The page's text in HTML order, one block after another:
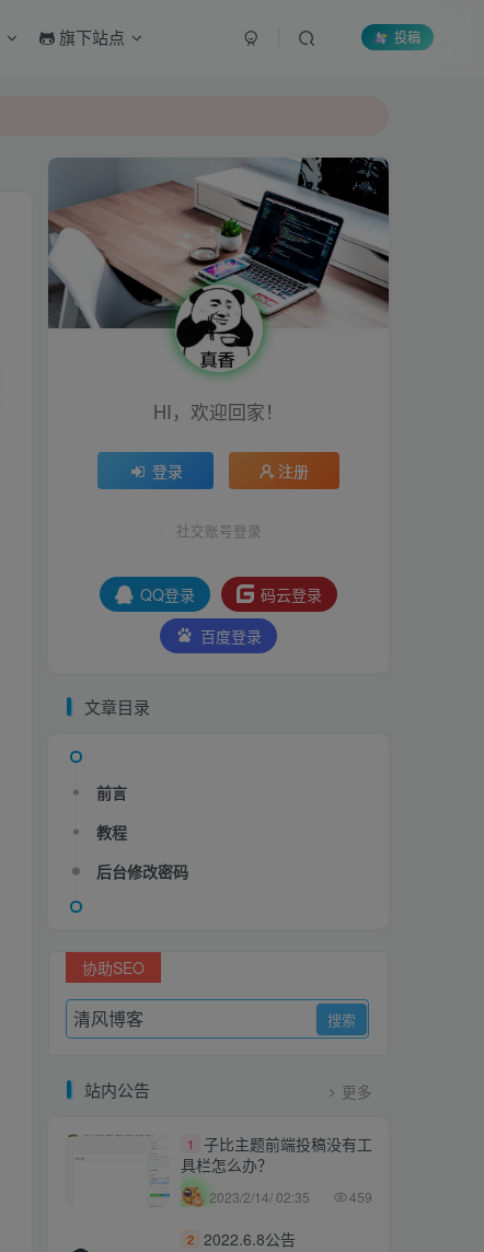
旗下站点 投稿
HI，欢迎回家！
登录 注册
社交账号登录
QQ登录
码云登录
百度登录
文章目录
前言
教程
后台修改密码
协助SEO
站内公告 更多
1
子比主题前端投稿没有工
具栏怎么办？
2023/2/14/ 02:35 459
2 2022.6.8公告